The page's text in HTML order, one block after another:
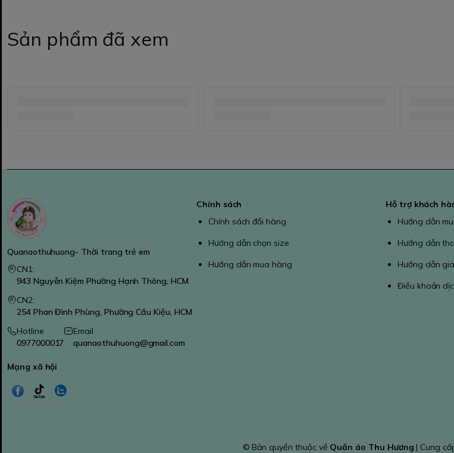
Sản phẩm đã xem
Quanaothuhuong- Thời trang trẻ em
CN1:
943 Nguyễn Kiệm Phường Hạnh Thông, HCM
CN2:
254 Phan Đình Phùng, Phường Cầu Kiệu, HCM
Hotline
0977000017
Email
quanaothuhuong@gmail.com
Mạng xã hội
Chính sách
Chính sách đổi hàng
Hướng dẫn chọn size
Hướng dẫn mua hàng
Hỗ trợ khách
Hướng dẫn
Hướng dẫn
Hướng dẫn
Điều khoản
© Bản quyền thuộc về Quần áo Thu Hương | Cung